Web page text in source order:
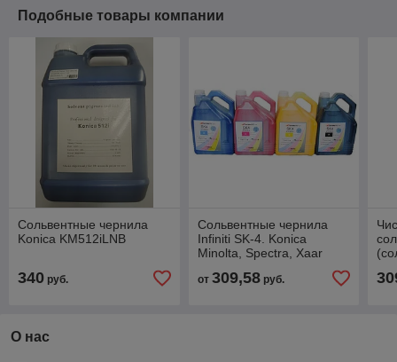
Подобные товары компании
Сольвентные чернила
Konica KM512iLNB
340 руб.
Сольвентные чернила
Infiniti SK-4. Konica
Minolta, Spectra, Xaar
от 309,58руб.
О нас